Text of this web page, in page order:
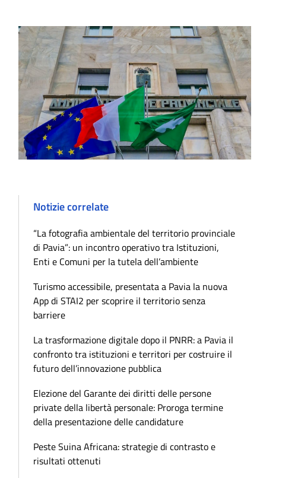
Notizie correlate
“La fotografia ambientale del territorio provinciale
di Pavia”: un incontro operativo tra Istituzioni,
Enti e Comuni per la tutela dell’ambiente
Turismo accessibile, presentata a Pavia la nuova
App di STAI2 per scoprire il territorio senza
barriere
La trasformazione digitale dopo il PNRR: a Pavia il
confronto tra istituzioni e territori per costruire il
futuro dell’innovazione pubblica
Elezione del Garante dei diritti delle persone
private della libertà personale: Proroga termine
della presentazione delle candidature
Peste Suina Africana: strategie di contrasto e
risultati ottenuti